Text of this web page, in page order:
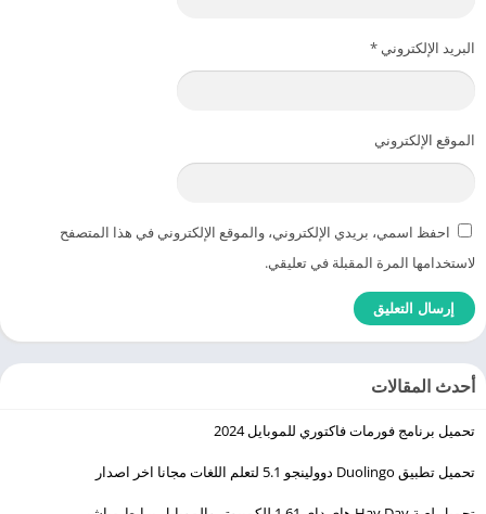
البريد الإلكتروني *
الموقع الإلكتروني
احفظ اسمي، بريدي الإلكتروني، والموقع الإلكتروني في هذا المتصفح
لاستخدامها المرة المقبلة في تعليقي.
أحدث المقالات
تحميل برنامج فورمات فاكتوري للموبايل 2024
تحميل تطبيق Duolingo ‏دوولينجو 5.1 لتعلم اللغات مجانا اخر اصدار